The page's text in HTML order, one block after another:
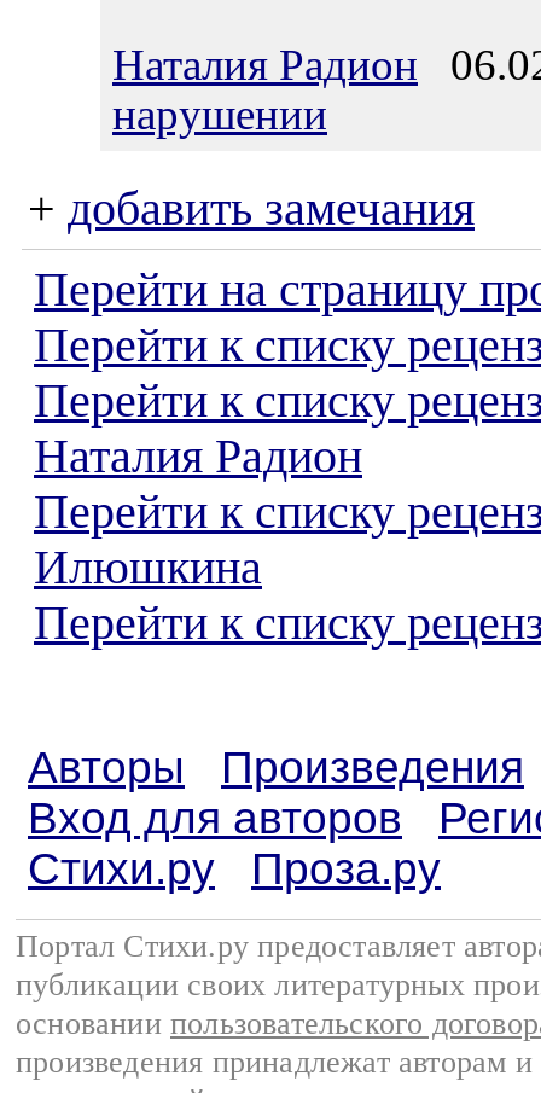
Наталия Радион
нарушении
+ добавить замечания
Перейти на страницу
Перейти к списку
Перейти к списку
Наталия Радион
Перейти к списку
Илюшкина
Перейти к списку
Авторы
Произведения
Вход для авторов
Стихи.ру
Проза.ру
Портал Стихи.ру предоставляет
публикации своих литературных
основании пользовательского
произведения принадлежат авторам